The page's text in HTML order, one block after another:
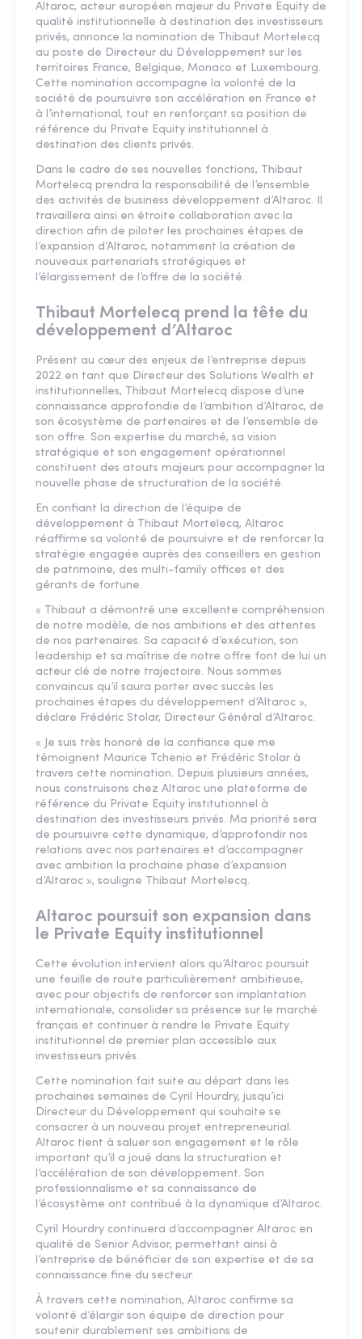
Altaroc, acteur européen majeur du Private Equity de
qualité institutionnelle à destination des investisseurs
privés, annonce la nomination de Thibaut Mortelecq
au poste de Directeur du Développement sur les
territoires France, Belgique, Monaco et Luxembourg.
Cette nomination accompagne la volonté de la
société de poursuivre son accélération en France et
à l’international, tout en renforçant sa position de
référence du Private Equity institutionnel à
destination des clients privés.
Dans le cadre de ses nouvelles fonctions, Thibaut
Mortelecq prendra la responsabilité de l’ensemble
des activités de business développement d’Altaroc. Il
travaillera ainsi en étroite collaboration avec la
direction afin de piloter les prochaines étapes de
l’expansion d’Altaroc, notamment la création de
nouveaux partenariats stratégiques et
l’élargissement de l’offre de la société.
Thibaut Mortelecq prend la tête du
développement d’Altaroc
Présent au cœur des enjeux de l’entreprise depuis
2022 en tant que Directeur des Solutions Wealth et
institutionnelles, Thibaut Mortelecq dispose d’une
connaissance approfondie de l’ambition d’Altaroc, de
son écosystème de partenaires et de l’ensemble de
son offre. Son expertise du marché, sa vision
stratégique et son engagement opérationnel
constituent des atouts majeurs pour accompagner la
nouvelle phase de structuration de la société.
En confiant la direction de l’équipe de
développement à Thibaut Mortelecq, Altaroc
réaffirme sa volonté de poursuivre et de renforcer la
stratégie engagée auprès des conseillers en gestion
de patrimoine, des multi-family offices et des
gérants de fortune.
« Thibaut a démontré une excellente compréhension
de notre modèle, de nos ambitions et des attentes
de nos partenaires. Sa capacité d’exécution, son
leadership et sa maîtrise de notre offre font de lui un
acteur clé de notre trajectoire. Nous sommes
convaincus qu’il saura porter avec succès les
prochaines étapes du développement d’Altaroc »,
déclare Frédéric Stolar, Directeur Général d’Altaroc.
« Je suis très honoré de la confiance que me
témoignent Maurice Tchenio et Frédéric Stolar à
travers cette nomination. Depuis plusieurs années,
nous construisons chez Altaroc une plateforme de
référence du Private Equity institutionnel à
destination des investisseurs privés. Ma priorité sera
de poursuivre cette dynamique, d’approfondir nos
relations avec nos partenaires et d’accompagner
avec ambition la prochaine phase d’expansion
d’Altaroc », souligne Thibaut Mortelecq.
Altaroc poursuit son expansion dans
le Private Equity institutionnel
Cette évolution intervient alors qu’Altaroc poursuit
une feuille de route particulièrement ambitieuse,
avec pour objectifs de renforcer son implantation
internationale, consolider sa présence sur le marché
français et continuer à rendre le Private Equity
institutionnel de premier plan accessible aux
investisseurs privés.
Cette nomination fait suite au départ dans les
prochaines semaines de Cyril Hourdry, jusqu’ici
Directeur du Développement qui souhaite se
consacrer à un nouveau projet entrepreneurial.
Altaroc tient à saluer son engagement et le rôle
important qu’il a joué dans la structuration et
l’accélération de son développement. Son
professionnalisme et sa connaissance de
l’écosystème ont contribué à la dynamique d’Altaroc.
Cyril Hourdry continuera d’accompagner Altaroc en
qualité de Senior Advisor, permettant ainsi à
l’entreprise de bénéficier de son expertise et de sa
connaissance fine du secteur.
À travers cette nomination, Altaroc confirme sa
volonté d’élargir son équipe de direction pour
soutenir durablement ses ambitions de